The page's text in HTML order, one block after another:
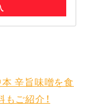
本 辛旨味噌を食
ご紹介！